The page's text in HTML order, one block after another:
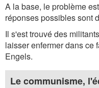
A la base, le problème
réponses possibles sont
Il s'est trouvé des
laisser enfermer dans ce
Engels.
Le communisme,